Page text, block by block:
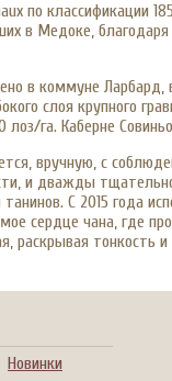
по классификации
в Медоке, благодаря
в коммуне
слоя крупного
лоз/га. Каберне
вручную, с
и дважды
С 2015 года
сердце чана, где
раскрывая тонкость
Новинки